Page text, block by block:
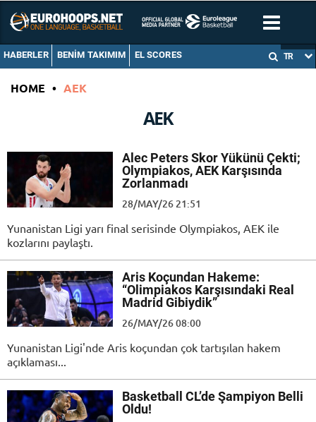
HABERLER BENIM TAKIMIM EL SCORES TR
HOME • AEK
AEK
Alec Peters Skor Yükünü Çekti;
Olympiakos, AEK Karşısında
Zorlanmadı
28/MAY/26 21:51
Yunanistan Ligi yarı final serisinde Olympiakos, AEK ile
kozlarını paylaştı.
Aris Koçundan Hakeme:
“Olimpiakos Karşısındaki Real
Madrid Gibiydik”
26/MAY/26 08:00
Yunanistan Ligi'nde Aris koçundan çok tartışılan hakem
açıklaması...
Basketball CL’de Şampiyon Belli
Oldu!